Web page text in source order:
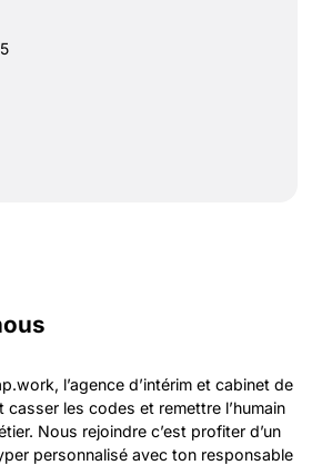
l’agence d’intérim et cabinet de
casser les codes et remettre l’humain
Nous rejoindre c’est profiter d’un
personnalisé avec ton responsable